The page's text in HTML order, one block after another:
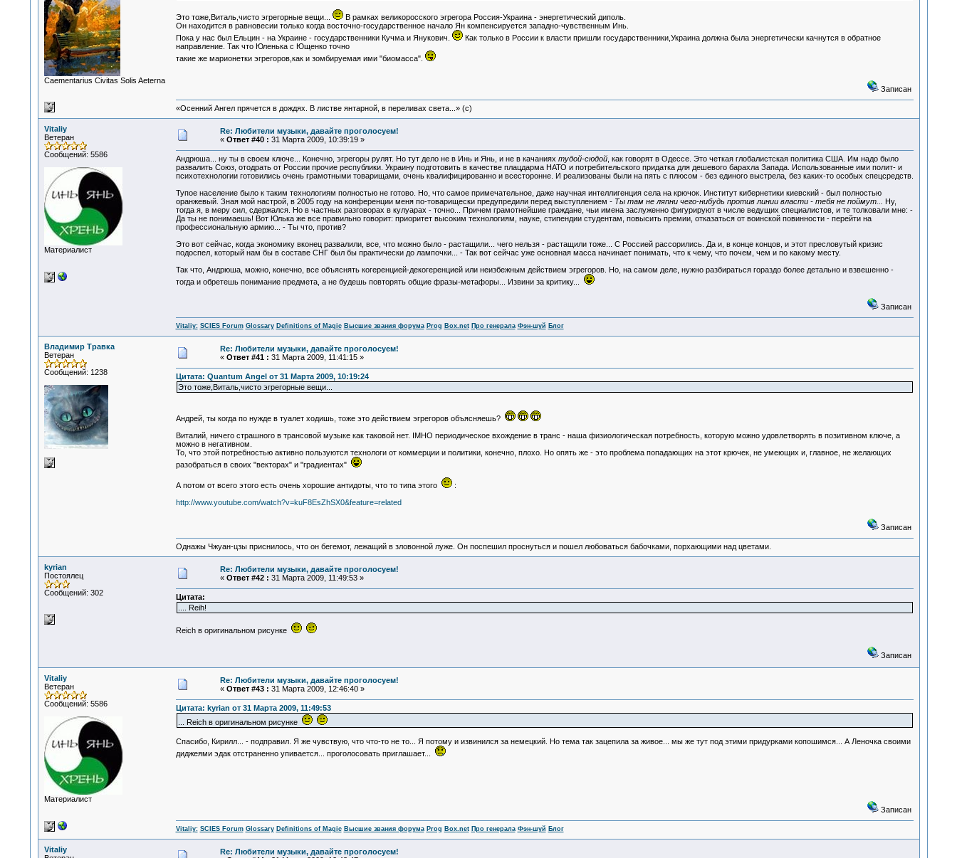
Сaementarius Civitas Solis Aeterna
Это тоже,Виталь,чисто эгрегорные вещи...
В рамках великоросского эгрегора Россия-Украина - энергетический диполь.
Он находится в равновесии только когда восточно-государственное начало Ян компенсируется западно-чувственным Инь.
Пока у нас был Ельцин - на Украине - государственники Кучма и Янукович.
Как только в России к власти пришли государственники,Украина должна была энергетически качнутся в обратное
направление. Так что Юленька с Ющенко точно
такие же марионетки эгрегоров,как и зомбируемая ими "биомасса".
Записан
«Осенний Ангел прячется в дождях. В листве янтарной, в переливах света...» (c)
Vitaliy
Ветеран
Сообщений: 5586
Материалист
Re: Любители музыки, давайте проголосуем!
« Ответ #40 : 31 Марта 2009, 10:39:19 »
Андрюша... ну ты в своем ключе... Конечно, эгрегоры рулят. Но тут дело не в Инь и Янь, и не в качаниях тудой-сюдой, как говорят в Одессе. Это четкая глобалистская политика США. Им надо было
развалить Союз, отодрать от России прочие республики. Украину подготовить в качестве плацдарма НАТО и потребительского придатка для дешевого барахла Запада. Использованные ими полит- и
психотехнологии готовились очень грамотными товарищами, очень квалифицированно и всесторонне. И реализованы были на пять с плюсом - без единого выстрела, без каких-то особых спецсредств.
Тупое население было к таким технологиям полностью не готово. Но, что самое примечательное, даже научная интеллигенция села на крючок. Институт кибернетики киевский - был полностью
оранжевый. Зная мой настрой, в 2005 году на конференции меня по-товарищески предупредили перед выступлением - Ты там не ляпни чего-нибудь против линии власти - тебя не поймут...
Ну,
тогда я, в меру сил, сдержался. Но в частных разговорах в кулуарах - точно... Причем грамотнейшие граждане, чьи имена заслуженно фигурируют в числе ведущих специалистов, и те толковали мне: -
Да ты не понимаешь! Вот Юлька же все правильно говорит: приоритет высоким технологиям, науке, стипендии студентам, повысить премии, отказаться от воинской повинности - перейти на
профессиональную армию... - Ты что, против?
Это вот сейчас, когда экономику вконец развалили, все, что можно было - растащили... чего нельзя - растащили тоже... С Россией рассорились. Да и, в конце концов, и этот пресловутый кризис
подоспел, который нам бы в составе СНГ был бы практически до лампочки... - Так вот сейчас уже основная масса начинает понимать, что к чему, что почем, чем и по какому месту.
Так что, Андрюша, можно, конечно, все объяснять когеренцией-декогеренцией или неизбежным действием эгрегоров. Но, на самом деле, нужно разбираться гораздо более детально и взвешенно -
тогда и обретешь понимание предмета, а не будешь повторять общие фразы-метафоры... Извини за критику...
Записан
Vitaliy: SCIES Forum Glossary Definitions of Magic Высшие звания форума Prog Box.net Про генерала Фэн-шуй Блог
Владимир Травка
Ветеран
Сообщений: 1238
Re: Любители музыки, давайте проголосуем!
« Ответ #41 : 31 Марта 2009, 11:41:15 »
Цитата: Quantum Angel от 31 Марта 2009, 10:19:24
Это тоже,Виталь,чисто эгрегорные вещи...
Андрей, ты когда по нужде в туалет ходишь, тоже это действием эгрегоров объясняешь?
Виталий, ничего страшного в трансовой музыке как таковой нет. IMHO периодическое вхождение в транс - наша физиологическая потребность, которую можно удовлетворять в позитивном ключе, а
можно в негативном.
То, что этой потребностью активно пользуются технологи от коммерции и политики, конечно, плохо. Но опять же - это проблема попадающих на этот крючек, не умеющих и, главное, не желающих
разобраться в своих "векторах" и "градиентах"
А потом от всего этого есть очень хорошие антидоты, что то типа этого
:
http://www.youtube.com/watch?v=kuF8EsZhSX0&feature=related
Записан
Однажы Чжуан-цзы приснилось, что он бегемот, лежащий в зловонной луже. Он поспешил проснуться и пошел любоваться бабочками, порхающими над цветами.
kyrian
Постоялец
Сообщений: 302
Re: Любители музыки, давайте проголосуем!
« Ответ #42 : 31 Марта 2009, 11:49:53 »
Цитата:
.... Reih!
Reich в оригинальном рисунке
Записан
Vitaliy
Ветеран
Сообщений: 5586
Материалист
Re: Любители музыки, давайте проголосуем!
« Ответ #43 : 31 Марта 2009, 12:46:40 »
Цитата: kyrian от 31 Марта 2009, 11:49:53
... Reich в оригинальном рисунке
Спасибо, Кирилл... - подправил. Я же чувствую, что что-то не то... Я потому и извинился за немецкий. Но тема так зацепила за живое... мы же тут под этими придурками копошимся... А Леночка своими
диджеями эдак отстраненно упивается... проголосовать приглашает...
Записан
Vitaliy: SCIES Forum Glossary Definitions of Magic Высшие звания форума Prog Box.net Про генерала Фэн-шуй Блог
Vitaliy
Re: Любители музыки, давайте проголосуем!